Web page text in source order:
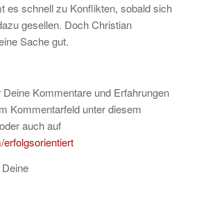
es schnell zu Konflikten, sobald sich
gesellen. Doch Christian
Sache gut.
Kommentare und Erfahrungen
Kommentarfeld unter diesem
auch auf